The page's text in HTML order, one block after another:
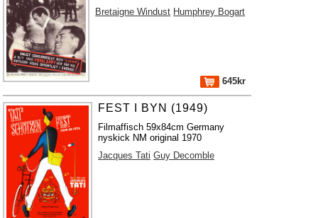
Bretaigne Windust Humphrey Bogart
645kr
FEST I BYN (1949)
Filmaffisch 59x84cm Germany
nyskick NM original 1970
Jacques Tati Guy Decomble